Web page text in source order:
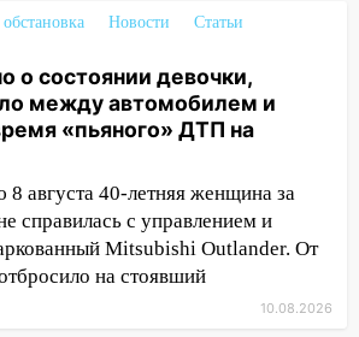
ураганный ветер
районного дома
падения дерева на
попал на видео
водителей
пробки на старом
на Московском шоссе в
Новости
Статьи
о состоянии девочки,
между автомобилем и
«пьяного» ДТП на
августа 40-летняя женщина за
справилась с управлением и
Mitsubishi Outlander. От
на стоявший
10.08.2026